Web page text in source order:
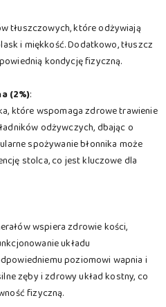
tłuszczowych, które odżywiają
i miękkość. Dodatkowo, tłuszcz
kondycję fizyczną.
(2%):
które wspomaga zdrowe trawienie
odżywczych, dbając o
spożywanie błonnika może
stolca, co jest kluczowe dla
wspiera zdrowie kości,
układu
poziomowi wapnia i
zęby i zdrowy układ kostny, co
fizyczną.